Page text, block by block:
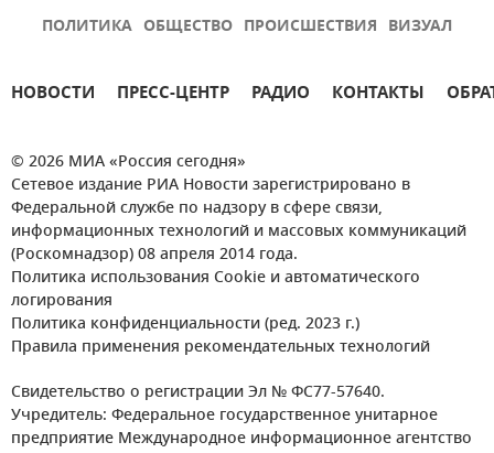
ПОЛИТИКА ОБЩЕСТВО ПРОИСШЕСТВИЯ ВИЗУАЛ
НОВОСТИ ПРЕСС-ЦЕНТР РАДИО КОНТАКТЫ
© 2026 МИА «Россия сегодня»
Сетевое издание РИА Новости зарегистрировано в
Федеральной службе по надзору в сфере связи,
информационных технологий и массовых коммуникаций
(Роскомнадзор) 08 апреля 2014 года.
Политика использования Cookie и автоматического
логирования
Политика конфиденциальности (ред. 2023 г.)
Правила применения рекомендательных технологий
Свидетельство о регистрации Эл № ФС77-57640.
Учредитель: Федеральное государственное унитарное
предприятие Международное информационное агентство